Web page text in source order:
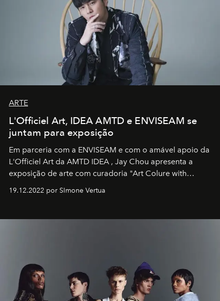
ARTE
L'Officiel Art, IDEA AMTD e ENVISEAM se
juntam para exposição
Em parceria com a ENVISEAM e com o amável apoio da
L'Officiel Art da AMTD IDEA , Jay Chou apresenta a
exposição de arte com curadoria "Art Colure with
19.12.2022 por SImone Vertua